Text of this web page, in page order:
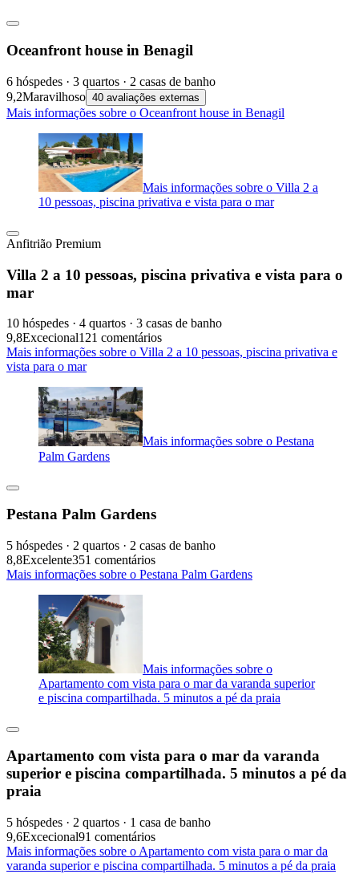
Oceanfront house in Benagil
6 hóspedes · 3 quartos · 2 casas de banho
9,2Maravilhoso 40 avaliações externas
Mais informações sobre o Oceanfront house in Benagil
Mais informações sobre o Villa 2 a
10 pessoas, piscina privativa e vista para o mar
Anfitrião Premium
Villa 2 a 10 pessoas, piscina privativa e vista para o
mar
10 hóspedes · 4 quartos · 3 casas de banho
9,8Excecional121 comentários
Mais informações sobre o Villa 2 a 10 pessoas, piscina privativa e
vista para o mar
Mais informações sobre o Pestana
Palm Gardens
Pestana Palm Gardens
5 hóspedes · 2 quartos · 2 casas de banho
8,8Excelente351 comentários
Mais informações sobre o Pestana Palm Gardens
Mais informações sobre o
Apartamento com vista para o mar da varanda superior
e piscina compartilhada. 5 minutos a pé da praia
Apartamento com vista para o mar da varanda
superior e piscina compartilhada. 5 minutos a pé da
praia
5 hóspedes · 2 quartos · 1 casa de banho
9,6Excecional91 comentários
Mais informações sobre o Apartamento com vista para o mar da
varanda superior e piscina compartilhada. 5 minutos a pé da praia